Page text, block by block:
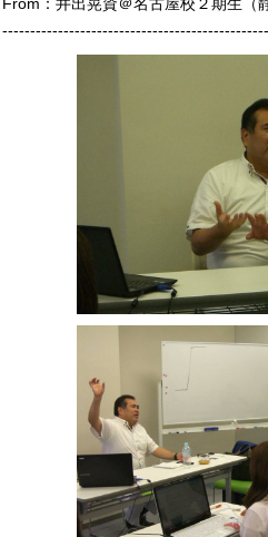
From：井出晃資＠名古屋校２期生（